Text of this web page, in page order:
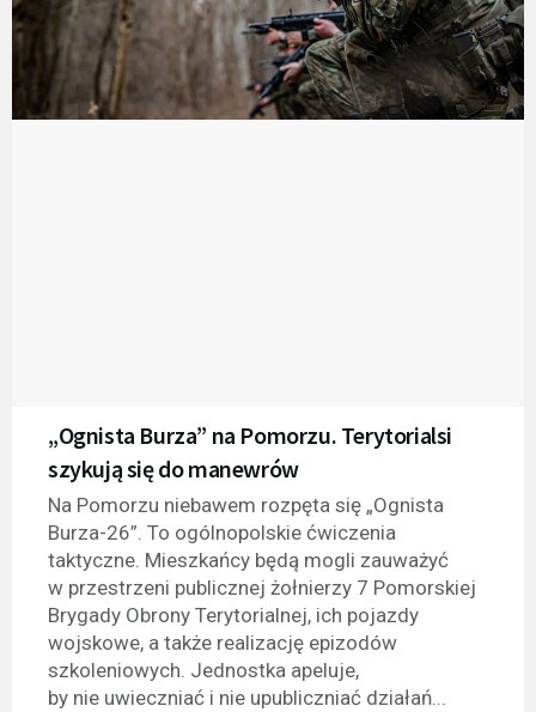
„Ognista Burza” na Pomorzu. Terytorialsi
szykują się do manewrów
Na Pomorzu niebawem rozpęta się „Ognista
Burza-26”. To ogólnopolskie ćwiczenia
taktyczne. Mieszkańcy będą mogli zauważyć
w przestrzeni publicznej żołnierzy 7 Pomorskiej
Brygady Obrony Terytorialnej, ich pojazdy
wojskowe, a także realizację epizodów
szkoleniowych. Jednostka apeluje,
by nie uwieczniać i nie upubliczniać działań...